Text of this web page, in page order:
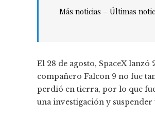
Más noticias – Últimas
El 28 de agosto, SpaceX
compañero Falcon 9 no fue
perdió en tierra, por lo que
una investigación y